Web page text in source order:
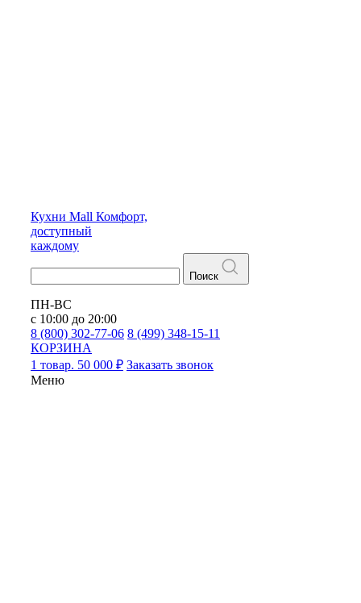
Кухни Mall Комфорт,
доступный
каждому
Поиск
ПН-ВС
с 10:00 до 20:00
8 (800) 302-77-06 8 (499) 348-15-11
КОРЗИНА
1 товар. 50 000 ₽ Заказать звонок
Меню